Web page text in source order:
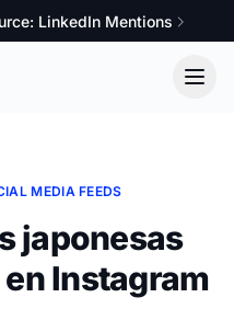
LinkedIn Mentions
MEDIA FEEDS
japonesas
Instagram